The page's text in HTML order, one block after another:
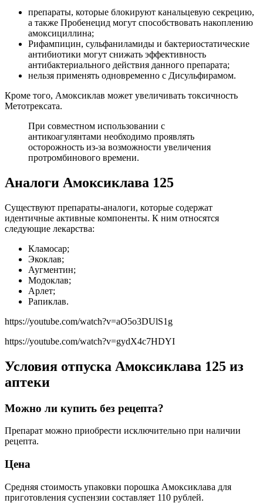
препараты, которые блокируют канальцевую секрецию,
а также Пробенецид могут способствовать накоплению
амоксициллина;
Рифампицин, сульфаниламиды и бактериостатические
антибиотики могут снижать эффективность
антибактериального действия данного препарата;
нельзя применять одновременно с Дисульфирамом.
Кроме того, Амоксиклав может увеличивать токсичность
Метотрексата.
При совместном использовании с
антикоагулянтами необходимо проявлять
осторожность из-за возможности увеличения
протромбинового времени.
Аналоги Амоксиклава 125
Существуют препараты-аналоги, которые содержат
идентичные активные компоненты. К ним относятся
следующие лекарства:
Кламосар;
Экоклав;
Аугментин;
Модоклав;
Арлет;
Рапиклав.
https://youtube.com/watch?v=aO5o3DUlS1g
https://youtube.com/watch?v=gydX4c7HDYI
Условия отпуска Амоксиклава 125 из
аптеки
Можно ли купить без рецепта?
Препарат можно приобрести исключительно при наличии
рецепта.
Цена
Средняя стоимость упаковки порошка Амоксиклава для
приготовления суспензии составляет 110 рублей.